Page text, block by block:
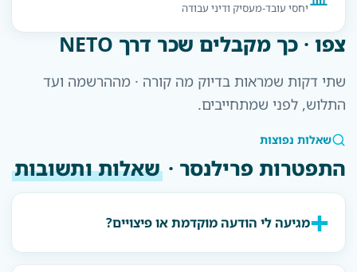
יחסי עובד-מעסיק ודיני עבודה
צפו · כך מקבלים שכר דרך NETO
שתי דקות שמראות בדיוק מה קורה · מההרשמה ועד
התלוש, לפני שמתחייבים.
שאלות נפוצות
התפטרות פרילנסר · שאלות ותשובות
מגיעה לי הודעה מוקדמת או פיצויים?